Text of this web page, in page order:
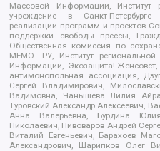
Массовой Информации, Институт
учреждение в Санкт-
реализации программ и проектов
поддержки свободы прессы,
Общественная комиссия по
МЕМО. РУ, Институт региональной
Информации, Экозащита!-
антимонопольная ассоциация,
Сергей Владимирович,
Вадимовна, Чанышева Лилия
Туровский Александр Алексеевич,
Анна Валерьевна, Бурдина
Николаевич, Пивоваров Андрей
Виталий Евгеньевич, Барахоев
Александрович, Шарипков Олег